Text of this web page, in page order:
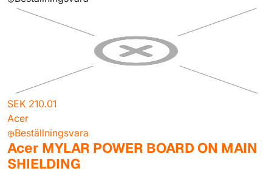
SEK 210.01
Acer
Beställningsvara
Acer MYLAR POWER BOARD ON MAIN
SHIELDING